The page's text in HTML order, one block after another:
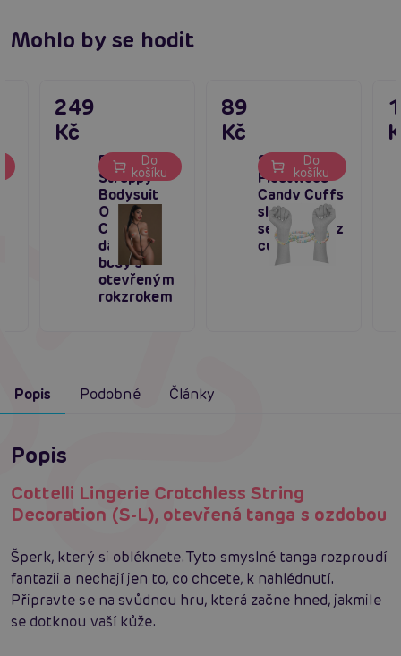
Mohlo by se hodit
Daring
Strappy
Bodysuit
Open
Crotch,
dámský
body s
otevřeným
rokzrokem
249
Kč
Do
košíku
Spencer &
Fleetwood
Candy Cuffs
sladká a
sexy pouta z
cukříků
89
Kč
Do
košíku
Popis Podobné Články
Popis
Cottelli Lingerie Crotchless String
Decoration (S-L), otevřená tanga s ozdobou
Šperk, který si obléknete. Tyto smyslné tanga rozproudí
fantazii a nechají jen to, co chcete, k nahlédnutí.
Připravte se na svůdnou hru, která začne hned, jakmile
se dotknou vaší kůže.